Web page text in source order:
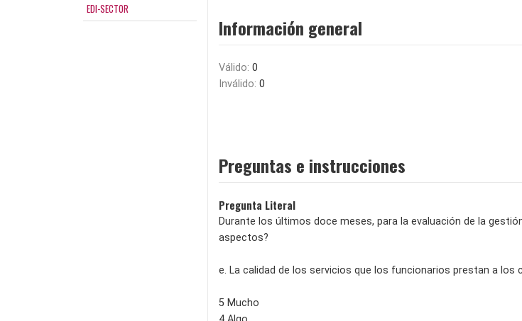
EDI-SECTOR
Información general
Válido: 0
Inválido: 0
Preguntas e instrucciones
Pregunta Literal
Durante los últimos doce meses, para la evaluación de la
aspectos?
e. La calidad de los servicios que los funcionarios prestan a los
5 Mucho